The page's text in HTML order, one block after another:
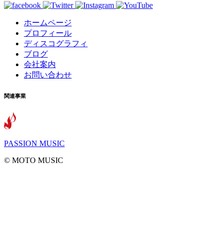
ホームページ
プロフィール
ディスコグラフィ
ブログ
会社案内
お問い合わせ
関連事業
PASSION MUSIC
©️ MOTO MUSIC